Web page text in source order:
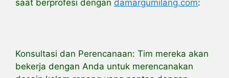
saat berprofesi dengan damargumilang.com:
Konsultasi dan Perencanaan: Tim mereka akan
bekerja dengan Anda untuk merencanakan